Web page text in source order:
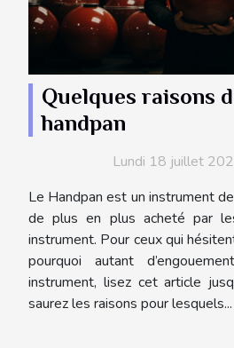
Quelques raisons
handpan
Lundi 18 juillet
Le Handpan est un instrument
de plus en plus acheté par
instrument. Pour ceux qui
pourquoi autant
instrument, lisez cet article
saurez les raisons pour lesquels...